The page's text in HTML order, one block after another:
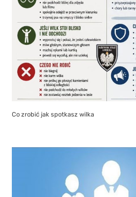
Co zrobić jak spotkasz wilka